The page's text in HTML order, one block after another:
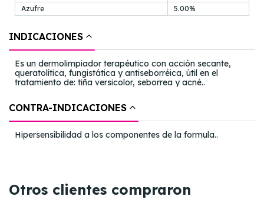
Azufre
5.00%
INDICACIONES
Es un dermolimpiador terapéutico con acción secante,
queratolítica, fungistática y antiseborréica, útil en el
tratamiento de: tiña versicolor, seborrea y acné..
CONTRA-INDICACIONES
Hipersensibilidad a los componentes de la formula..
Otros clientes compraron